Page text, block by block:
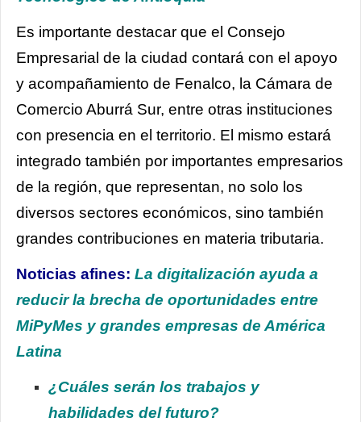
Es importante destacar que el Consejo
Empresarial de la ciudad contará con el apoyo
y acompañamiento de Fenalco, la Cámara de
Comercio Aburrá Sur, entre otras instituciones
con presencia en el territorio. El mismo estará
integrado también por importantes empresarios
de la región, que representan, no solo los
diversos sectores económicos, sino también
grandes contribuciones en materia tributaria.
Noticias afines: La digitalización ayuda a
reducir la brecha de oportunidades entre
MiPyMes y grandes empresas de América
Latina
¿Cuáles serán los trabajos y
habilidades del futuro?